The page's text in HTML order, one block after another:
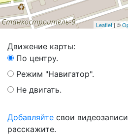
Leaflet| ©
Движение карты:
По центру.
Режим "Навигатор".
Не двигать.
Добавляйте свои
расскажите.